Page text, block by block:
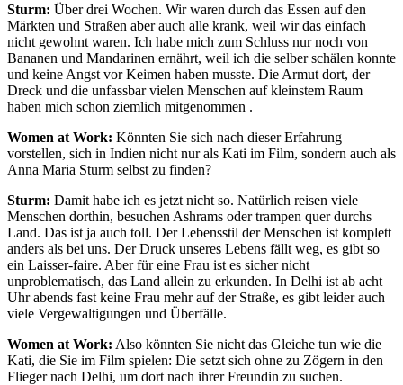
Sturm: Über drei Wochen. Wir waren durch das Essen auf den
Märkten und Straßen aber auch alle krank, weil wir das einfach
nicht gewohnt waren. Ich habe mich zum Schluss nur noch von
Bananen und Mandarinen ernährt, weil ich die selber schälen konnte
und keine Angst vor Keimen haben musste. Die Armut dort, der
Dreck und die unfassbar vielen Menschen auf kleinstem Raum
haben mich schon ziemlich mitgenommen .
Women at Work: Könnten Sie sich nach dieser Erfahrung
vorstellen, sich in Indien nicht nur als Kati im Film, sondern auch als
Anna Maria Sturm selbst zu finden?
Sturm: Damit habe ich es jetzt nicht so. Natürlich reisen viele
Menschen dorthin, besuchen Ashrams oder trampen quer durchs
Land. Das ist ja auch toll. Der Lebensstil der Menschen ist komplett
anders als bei uns. Der Druck unseres Lebens fällt weg, es gibt so
ein Laisser-faire. Aber für eine Frau ist es sicher nicht
unproblematisch, das Land allein zu erkunden. In Delhi ist ab acht
Uhr abends fast keine Frau mehr auf der Straße, es gibt leider auch
viele Vergewaltigungen und Überfälle.
Women at Work: Also könnten Sie nicht das Gleiche tun wie die
Kati, die Sie im Film spielen: Die setzt sich ohne zu Zögern in den
Flieger nach Delhi, um dort nach ihrer Freundin zu suchen.